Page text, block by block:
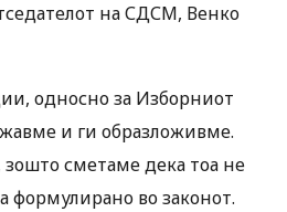
на СДСМ, Венко
односно за Изборниот
и ги образложивме.
сметаме дека тоа не
формулирано во законот.